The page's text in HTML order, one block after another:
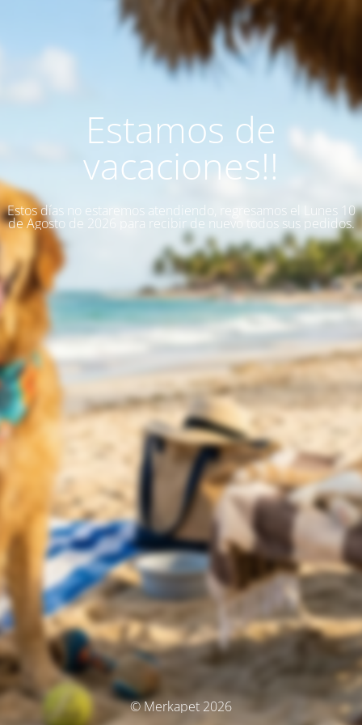
Estamos de
vacaciones!!
Estos días no estaremos atendiendo, regresamos el Lunes 10
de Agosto de 2026 para recibir de nuevo todos sus pedidos.
© Merkapet 2026